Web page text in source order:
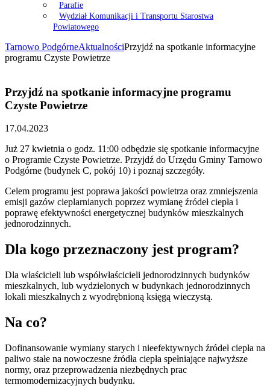
Parafie
Wydział Komunikacji i Transportu Starostwa
Powiatowego
Tarnowo PodgórneAktualnościPrzyjdź na spotkanie informacyjne
programu Czyste Powietrze
Przyjdź na spotkanie informacyjne programu
Czyste Powietrze
17.04.2023
Już 27 kwietnia o godz. 11:00 odbędzie się spotkanie informacyjne
o Programie Czyste Powietrze. Przyjdź do Urzędu Gminy Tarnowo
Podgórne (budynek C, pokój 10) i poznaj szczegóły.
Celem programu jest poprawa jakości powietrza oraz zmniejszenia
emisji gazów cieplarnianych poprzez wymianę źródeł ciepła i
poprawę efektywności energetycznej budynków mieszkalnych
jednorodzinnych.
Dla kogo przeznaczony jest program?
Dla właścicieli lub współwłaścicieli jednorodzinnych budynków
mieszkalnych, lub wydzielonych w budynkach jednorodzinnych
lokali mieszkalnych z wyodrębnioną księgą wieczystą.
Na co?
Dofinansowanie wymiany starych i nieefektywnych źródeł ciepła na
paliwo stałe na nowoczesne źródła ciepła spełniające najwyższe
normy, oraz przeprowadzenia niezbędnych prac
termomodernizacyjnych budynku.